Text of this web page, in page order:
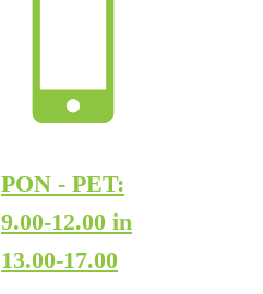
PON - PET:
9.00-12.00 in
13.00-17.00